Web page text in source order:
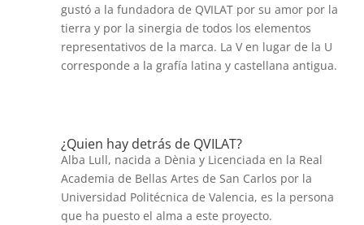
gustó a la fundadora de QVILAT por su amor por la
tierra y por la sinergia de todos los elementos
representativos de la marca. La V en lugar de la U
corresponde a la grafía latina y castellana antigua.
¿Quien hay detrás de QVILAT?
Alba Lull, nacida a Dènia y Licenciada en la Real
Academia de Bellas Artes de San Carlos por la
Universidad Politécnica de Valencia, es la persona
que ha puesto el alma a este proyecto.